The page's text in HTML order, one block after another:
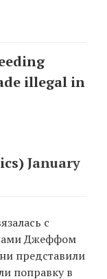
illegal in
January
с
Джеффом
представили
поправку в